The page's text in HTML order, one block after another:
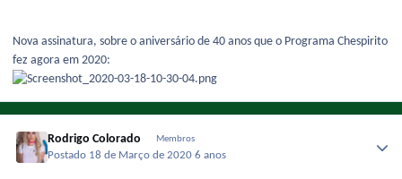
Nova assinatura, sobre o aniversário de 40 anos que o Programa Chespirito
fez agora em 2020:
Rodrigo Colorado Membros
Postado 18 de Março de 20206 anos